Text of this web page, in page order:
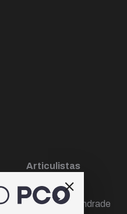
Articulistas
Décio Freire
Dr Marcos Andrade